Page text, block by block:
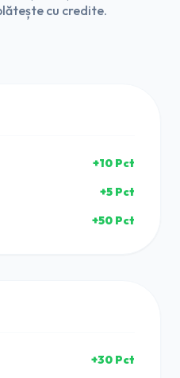
cu credite.
+10 Pct
+5 Pct
+50 Pct
+30 Pct